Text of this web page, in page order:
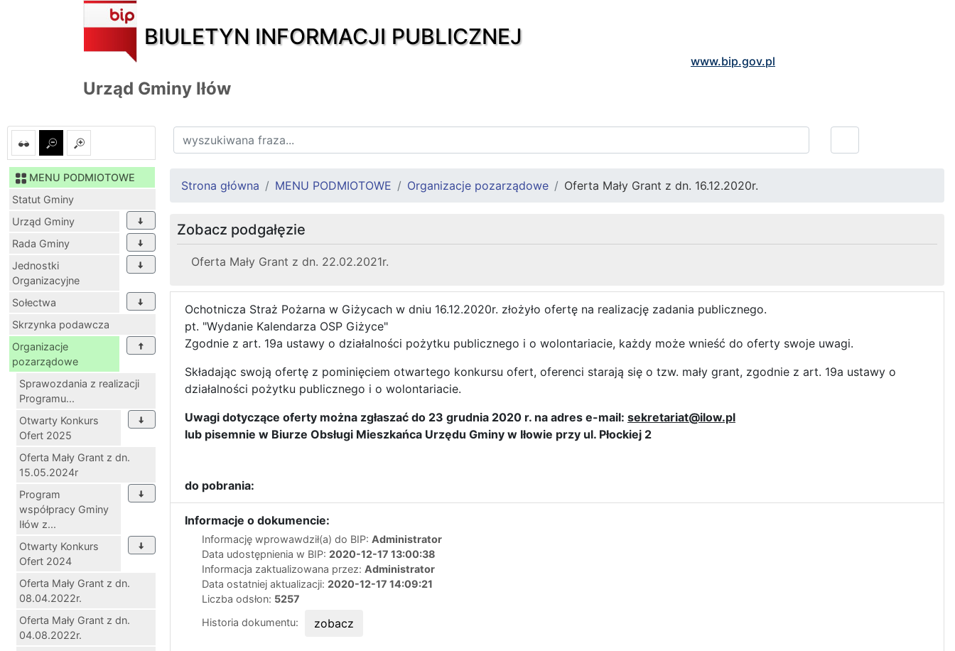
BIULETYN INFORMACJI PUBLICZNEJ
www.bip.gov.pl
Urząd Gminy Iłów
MENU PODMIOTOWE
Statut Gminy
Urząd Gminy
Rada Gminy
Jednostki
Organizacyjne
Sołectwa
Skrzynka podawcza
Organizacje
pozarządowe
Sprawozdania z realizacji
Programu...
Otwarty Konkurs
Ofert 2025
Oferta Mały Grant z dn.
15.05.2024r
Program
współpracy Gminy
Iłów z...
Otwarty Konkurs
Ofert 2024
Oferta Mały Grant z dn.
08.04.2022r.
Oferta Mały Grant z dn.
04.08.2022r.
Strona główna MENU PODMIOTOWE Organizacje pozarządowe Oferta Mały Grant z dn. 16.12.2020r.
Zobacz podgałęzie
Oferta Mały Grant z dn. 22.02.2021r.
Ochotnicza Straż Pożarna w Giżycach w dniu 16.12.2020r. złożyło ofertę na realizację zadania publicznego.
pt. "Wydanie Kalendarza OSP Giżyce"
Zgodnie z art. 19a ustawy o działalności pożytku publicznego i o wolontariacie, każdy może wnieść do oferty swoje uwagi.
Składając swoją ofertę z pominięciem otwartego konkursu ofert, oferenci starają się o tzw. mały grant, zgodnie z art. 19a ustawy o
działalności pożytku publicznego i o wolontariacie.
Uwagi dotyczące oferty można zgłaszać do 23 grudnia 2020 r. na adres e-mail: sekretariat@ilow.pl
lub pisemnie w Biurze Obsługi Mieszkańca Urzędu Gminy w Iłowie przy ul. Płockiej 2
do pobrania:
Informacje o dokumencie:
Informację wprowawdził(a) do BIP: Administrator
Data udostępnienia w BIP: 2020-12-17 13:00:38
Informacja zaktualizowana przez: Administrator
Data ostatniej aktualizacji: 2020-12-17 14:09:21
Liczba odsłon: 5257
Historia dokumentu:
zobacz